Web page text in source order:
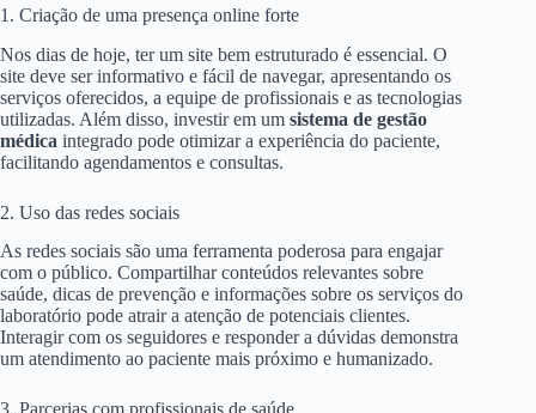
1. Criação de uma presença online forte
Nos dias de hoje, ter um site bem estruturado é essencial. O
site deve ser informativo e fácil de navegar, apresentando os
serviços oferecidos, a equipe de profissionais e as tecnologias
utilizadas. Além disso, investir em um sistema de gestão
médica integrado pode otimizar a experiência do paciente,
facilitando agendamentos e consultas.
2. Uso das redes sociais
As redes sociais são uma ferramenta poderosa para engajar
com o público. Compartilhar conteúdos relevantes sobre
saúde, dicas de prevenção e informações sobre os serviços do
laboratório pode atrair a atenção de potenciais clientes.
Interagir com os seguidores e responder a dúvidas demonstra
um atendimento ao paciente mais próximo e humanizado.